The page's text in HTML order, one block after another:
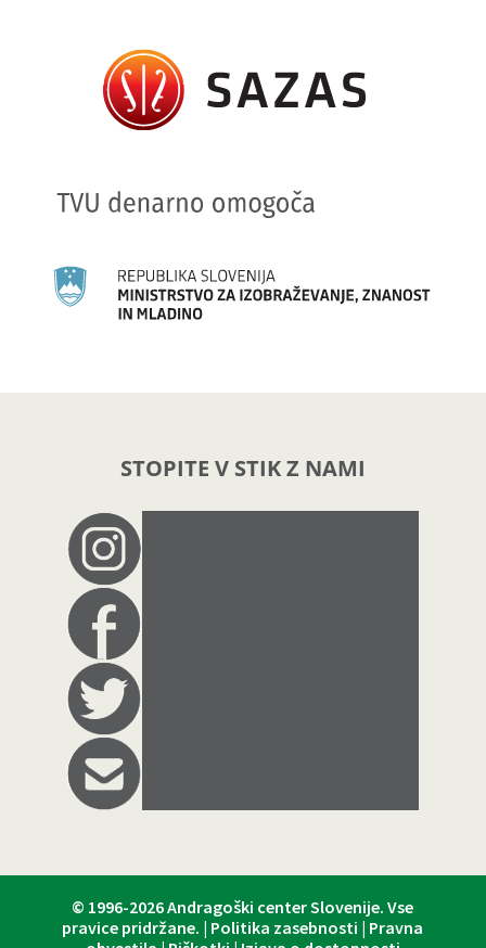
STOPITE V STIK Z NAMI
© 1996-2026Andragoški center Slovenije. Vse
pravice pridržane. | Politika zasebnosti | Pravna